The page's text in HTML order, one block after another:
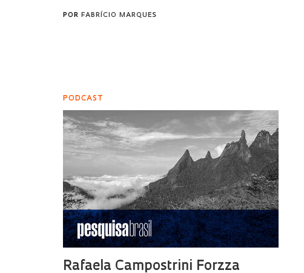
POR FABRÍCIO MARQUES
PODCAST
Rafaela Campostrini Forzza